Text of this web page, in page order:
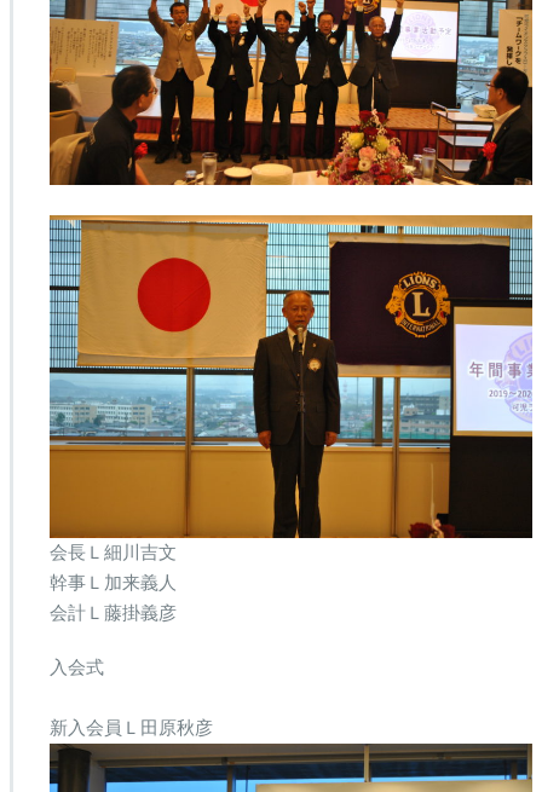
会長Ｌ細川吉文
幹事Ｌ加来義人
会計Ｌ藤掛義彦
入会式
新入会員Ｌ田原秋彦